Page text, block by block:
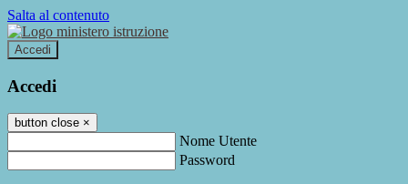
Salta al contenuto
Accedi
Accedi
button close ×
Nome Utente
Password